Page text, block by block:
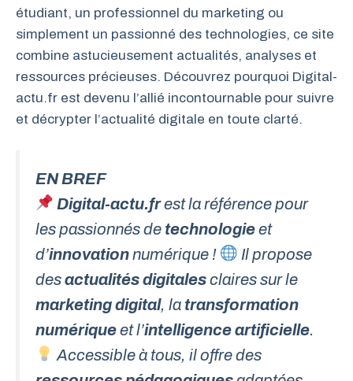
étudiant, un professionnel du marketing ou
simplement un passionné des technologies, ce site
combine astucieusement actualités, analyses et
ressources précieuses. Découvrez pourquoi Digital-
actu.fr est devenu l’allié incontournable pour suivre
et décrypter l’actualité digitale en toute clarté.
EN BREF
Digital-actu.frest la référence pour
les passionnés de technologieet
d’innovationnumérique !
Il propose
desactualités digitalesclaires sur le
marketing digital, la transformation
numériqueet l’intelligence artificielle.
Accessible à tous, il offre des